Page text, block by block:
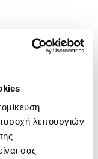
λειτουργιών
σας